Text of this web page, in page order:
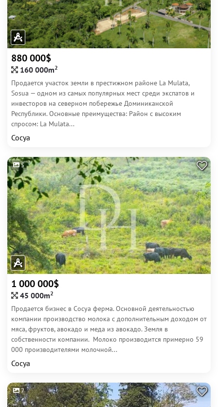
880 000$
160 000m2
Продается участок земли в престижном районе La Mulata,
Sosua — одном из самых популярных мест среди экспатов и
инвесторов на северном побережье Доминиканской
Республики. Основные преимущества: Район с высоким
спросом: La Mulata...
Сосуа
5
1 000 000$
45 000m2
Продается бизнес в Сосуа ферма. Основной деятельностью
компании производство молока с дополнительным доходом от
мяса, фруктов, авокадо и меда из авокадо. Земля в
собственности компании. Молоко производится примерно 59
000 производителями молочной...
Сосуа
7